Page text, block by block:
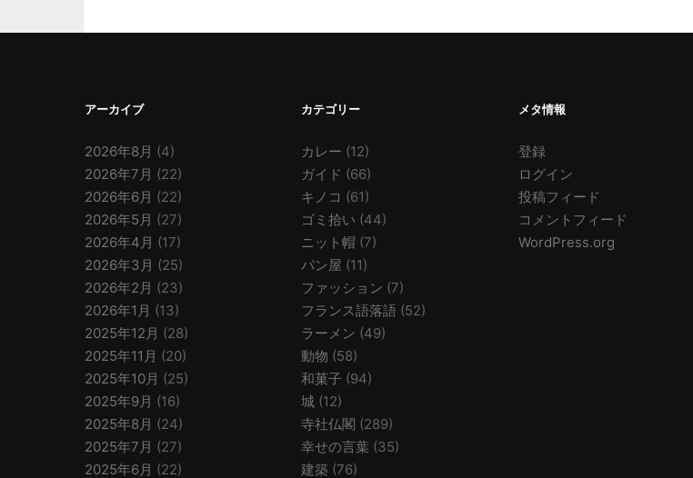
アーカイブ
2026年8月 (4)
2026年7月 (22)
2026年6月 (22)
2026年5月 (27)
2026年4月 (17)
2026年3月 (25)
2026年2月 (23)
2026年1月 (13)
2025年12月 (28)
2025年11月 (20)
2025年10月 (25)
2025年9月 (16)
2025年8月 (24)
2025年7月 (27)
2025年6月 (22)
カテゴリー
カレー (12)
ガイド (66)
キノコ (61)
ゴミ拾い (44)
ニット帽 (7)
パン屋 (11)
ファッション (7)
フランス語落語 (52)
ラーメン (49)
動物 (58)
和菓子 (94)
城 (12)
寺社仏閣 (289)
幸せの言葉 (35)
建築 (76)
メタ情報
登録
ログイン
投稿フィード
コメントフィード
WordPress.org